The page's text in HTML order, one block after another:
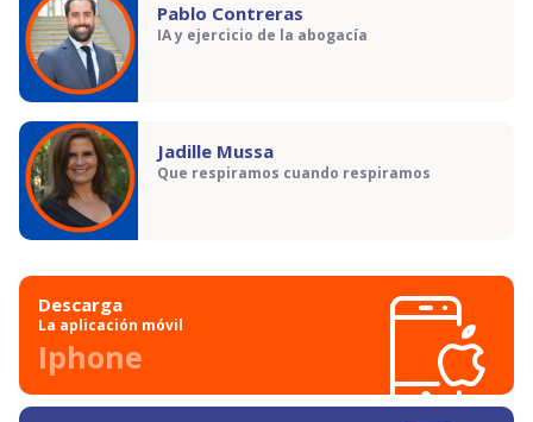
Pablo Contreras
IA y ejercicio de la abogacía
Jadille Mussa
Que respiramos cuando respiramos
Descarga
La aplicación móvil
Iphone